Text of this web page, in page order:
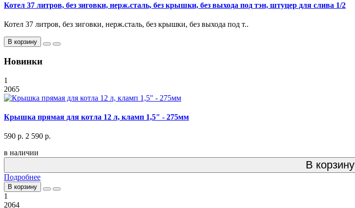
Котел 37 литров, без зиговки, нерж.сталь, без крышки, без выхода под тэн, штуцер для слива 1/2
Котел 37 литров, без зиговки, нерж.сталь, без крышки, без выхода под т..
В корзину
Новинки
1
2065
Крышка прямая для котла 12 л, кламп 1,5" - 275мм
590 р. 2 590 р.
в наличии
В корзину
Подробнее
В корзину
1
2064